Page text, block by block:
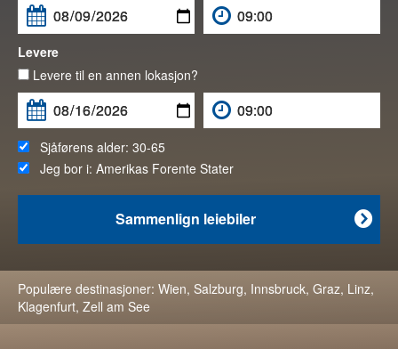
Levere
Levere til en annen lokasjon?
Sjåførens alder: 30-65
Jeg bor i: Amerikas Forente Stater

Sammenlign leiebiler
Populære destinasjoner: Wien, Salzburg, Innsbruck, Graz, Linz,
Klagenfurt, Zell am See